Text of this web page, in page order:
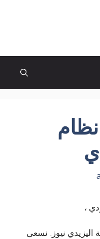
من نظام
اليزيدي نيوز. نسعى